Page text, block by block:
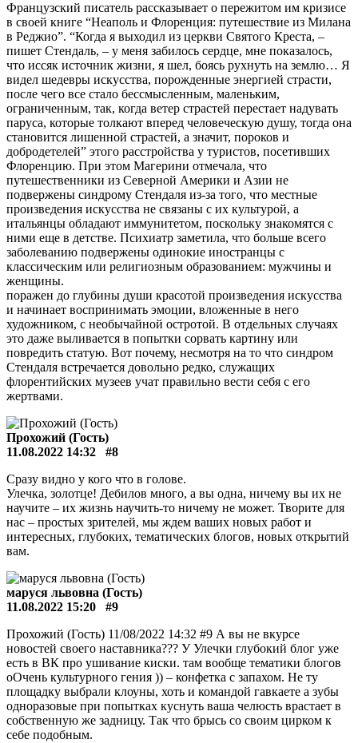
Французский писатель рассказывает о пережитом им кризисе
в своей книге “Неаполь и Флоренция: путешествие из Милана
в Реджио”. “Когда я выходил из церкви Святого Креста, –
пишет Стендаль, – у меня забилось сердце, мне показалось,
что иссяк источник жизни, я шел, боясь рухнуть на землю… Я
видел шедевры искусства, порожденные энергией страсти,
после чего все стало бессмысленным, маленьким,
ограниченным, так, когда ветер страстей перестает надувать
паруса, которые толкают вперед человеческую душу, тогда она
становится лишенной страстей, а значит, пороков и
добродетелей” этого расстройства у туристов, посетивших
Флоренцию. При этом Магерини отмечала, что
путешественники из Северной Америки и Азии не
подвержены синдрому Стендаля из-за того, что местные
произведения искусства не связаны с их культурой, а
итальянцы обладают иммунитетом, поскольку знакомятся с
ними еще в детстве. Психиатр заметила, что больше всего
заболеванию подвержены одинокие иностранцы с
классическим или религиозным образованием: мужчины и
женщины.
поражен до глубины души красотой произведения искусства
и начинает воспринимать эмоции, вложенные в него
художником, с необычайной остротой. В отдельных случаях
это даже выливается в попытки сорвать картину или
повредить статую. Вот почему, несмотря на то что синдром
Стендаля встречается довольно редко, служащих
флорентийских музеев учат правильно вести себя с его
жертвами.
Прохожий (Гость)
11.08.2022 14:32
#8
Сразу видно у кого что в голове.
Улечка, золотце! Дебилов много, а вы одна, ничему вы их не
научите – их жизнь научить-то ничему не может. Творите для
нас – простых зрителей, мы ждем ваших новых работ и
интересных, глубоких, тематических блогов, новых открытий
вам.
маруся львовна (Гость)
11.08.2022 15:20
#9
Прохожий (Гость) 11/08/2022 14:32 #9 А вы не вкурсе
новостей своего наставника??? У Улечки глубокий блог уже
есть в ВК про ушивание киски. там вообще тематики блогов
оОчень культурного гения )) – конфетка с запахом. Не ту
площадку выбрали клоуны, хоть и командой гавкаете а зубы
одноразовые при попытках куснуть ваша челюсть врастает в
собственную же задницу. Так что брысь со своим цирком к
себе подобным.